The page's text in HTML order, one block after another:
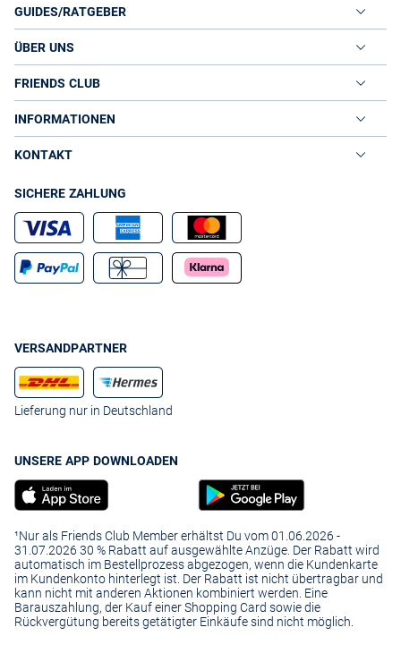
GUIDES/RATGEBER
ÜBER UNS
FRIENDS CLUB
INFORMATIONEN
KONTAKT
SICHERE ZAHLUNG
VERSANDPARTNER
Lieferung nur in Deutschland
UNSERE APP DOWNLOADEN
¹Nur als Friends Club Member erhältst Du vom 01.06.2026 -
31.07.2026 30 % Rabatt auf ausgewählte Anzüge. Der Rabatt wird
automatisch im Bestellprozess abgezogen, wenn die Kundenkarte
im Kundenkonto hinterlegt ist. Der Rabatt ist nicht übertragbar und
kann nicht mit anderen Aktionen kombiniert werden. Eine
Barauszahlung, der Kauf einer Shopping Card sowie die
Rückvergütung bereits getätigter Einkäufe sind nicht möglich.